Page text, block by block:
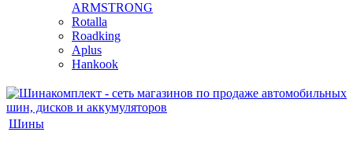
ARMSTRONG
Rotalla
Roadking
Aplus
Hankook
Шины